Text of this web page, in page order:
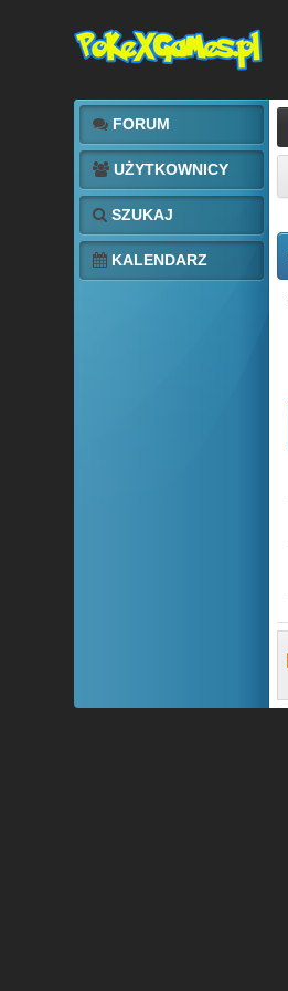
FORUM
UŻYTKOWNICY
SZUKAJ
KALENDARZ